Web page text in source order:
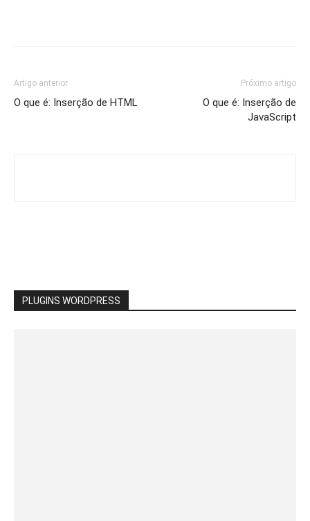
Artigo anterior
O que é: Inserção de HTML
Próximo artigo
O que é: Inserção de
JavaScript
PLUGINS WORDPRESS